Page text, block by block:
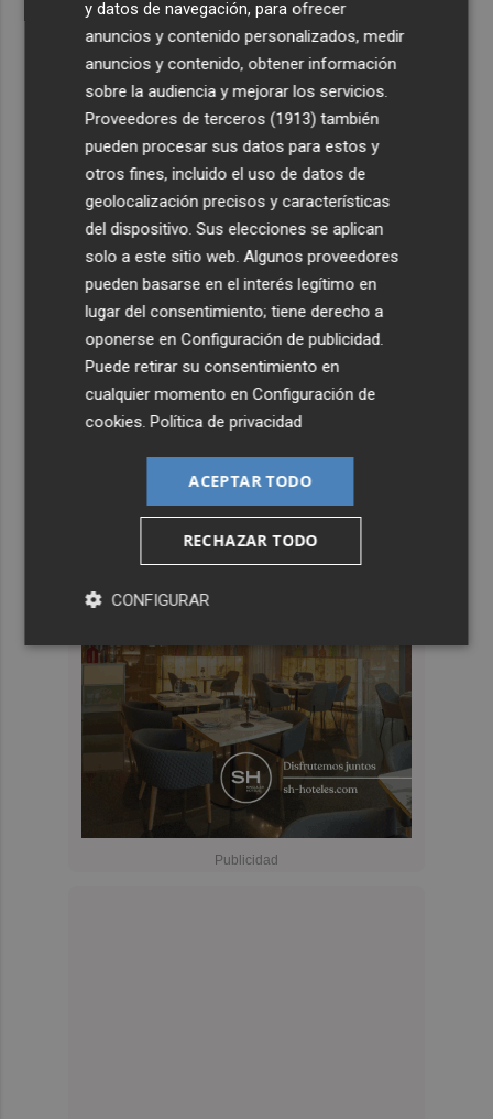
y datos de navegación, para ofrecer
anuncios y contenido personalizados, medir
anuncios y contenido, obtener información
sobre la audiencia y mejorar los servicios.
Proveedores de terceros (1913) también
pueden procesar sus datos para estos y
otros fines, incluido el uso de datos de
geolocalización precisos y características
del dispositivo. Sus elecciones se aplican
solo a este sitio web. Algunos proveedores
pueden basarse en el interés legítimo en
lugar del consentimiento; tiene derecho a
oponerse enConfiguración de publicidad
Puede retirar su consentimiento en
cualquier momento enConfiguración de
cookies .Política de privacidad
ACEPTAR TODO
RECHAZAR TODO
CONFIGURAR